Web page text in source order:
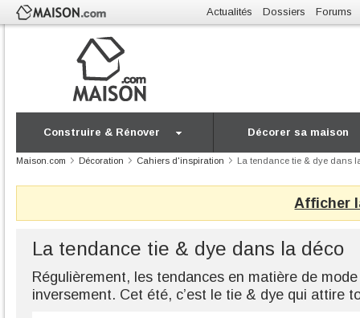
Actualités Dossiers Forums
Construire & Rénover Décorer sa maison
Maison.com Décoration Cahiers d'inspiration La tendance tie & dye dans
Afficher
La tendance tie & dye dans la déco
Régulièrement, les tendances en matière de
inversement. Cet été, c’est le tie & dye qui attire